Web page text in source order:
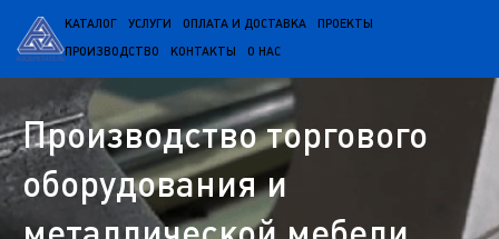
КАТАЛОГ УСЛУГИ ОПЛАТА И ДОСТАВКА ПРОЕКТЫ
ПРОИЗВОДСТВО КОНТАКТЫ О НАС
Производство торгового
оборудования и